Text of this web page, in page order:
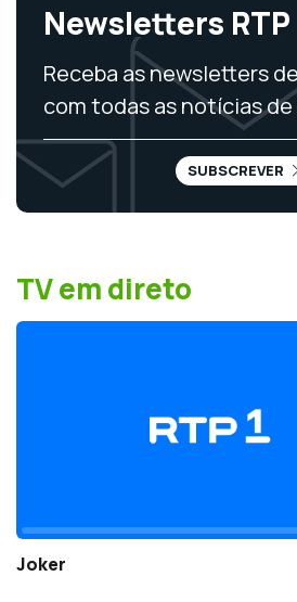
Newsletters RTP
Receba as newsletters
com todas as notícias
SUBSCREVER
TV em direto
Joker